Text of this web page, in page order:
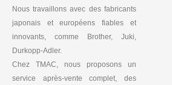
Nous travaillons avec des fabricants
japonais et européens fiables et
innovants, comme Brother, Juki,
Durkopp-Adler.
Chez TMAC, nous proposons un
service après-vente complet, des